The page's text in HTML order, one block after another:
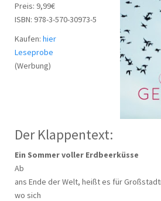
Preis: 9,99€
ISBN: 978-3-570-30973-5
Kaufen: hier
Leseprobe
(Werbung)
Der Klappentext:
Ein Sommer voller Erdbeerküsse
Ab
ans Ende der Welt, heißt es für
wo sich